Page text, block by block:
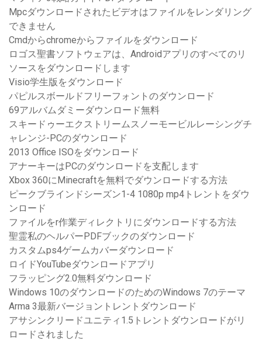
Mpcダウンロードされたビデオはファイルをレンダリング
できません
Cmdからchromeからファイルをダウンロード
ロゴス聖書ソフトウェアは、Androidアプリのすべてのリ
ソースをダウンロードします
Visio学生版をダウンロード
パピルスボールドフリーフォントのダウンロード
69アルバムダミーダウンロード無料
スキードゥーエクストリームスノーモービルレーシングチ
ャレンジ-PCのダウンロード
2013 Office ISOをダウンロード
アナーキーはPCのダウンロードを支配します
Xbox 360にMinecraftを無料でダウンロードする方法
ピークブラインドシーズン1-4 1080p mp4トレントをダウ
ンロード
ファイルをr作業ディレクトリにダウンロードする方法
聖霊私のヘルパーPDFブックのダウンロード
カスタムps4ゲームカバーダウンロード
ロイドYouTubeダウンロードアプリ
フラッピング2.0無料ダウンロード
Windows 10のダウンロードのためのWindows 7のテーマ
Arma 3最新バージョントレントダウンロード
アサシンクリードユニティ1.5トレントダウンロードがリ
ロードされました